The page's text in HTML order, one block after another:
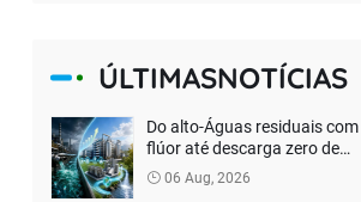
ÚLTIMASNOTÍCIAS
Do alto-Águas residuais com
flúor até descarga zero de
líquido: como as empresas de
baterias de lítio podem reduzir
06 Aug, 2026